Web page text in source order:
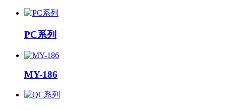
PC系列
MY-186